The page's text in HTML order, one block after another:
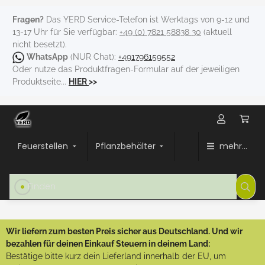
Fragen? Das YERD Service-Telefon ist Werktags von 9-12 und
13-17 Uhr für Sie verfügbar: +49 (0) 7821 58838 30 (aktuell
nicht besetzt).
WhatsApp (NUR Chat): +491796159552
Oder nutze das Produktfragen-Formular auf der jeweiligen
Produktseite... HIER>>
Feuerstellen Pflanzbehälter mehr...
Wir liefern zum besten Preis sicher aus Deutschland. Und wir
bezahlen für deinen Einkauf Steuern in deinem Land:
Bestätige bitte kurz dein Lieferland innerhalb der EU, um